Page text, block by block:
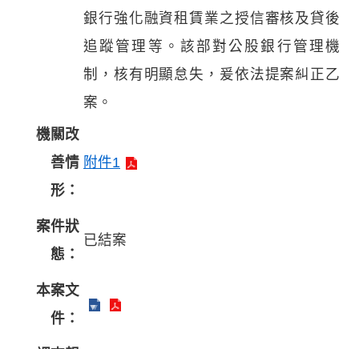
銀行強化融資租賃業之授信審核及貸後
追蹤管理等。該部對公股銀行管理機
制，核有明顯怠失，爰依法提案糾正乙
案。
機關改
善情
形：
附件1
案件狀
態：
已結案
本案文
件：